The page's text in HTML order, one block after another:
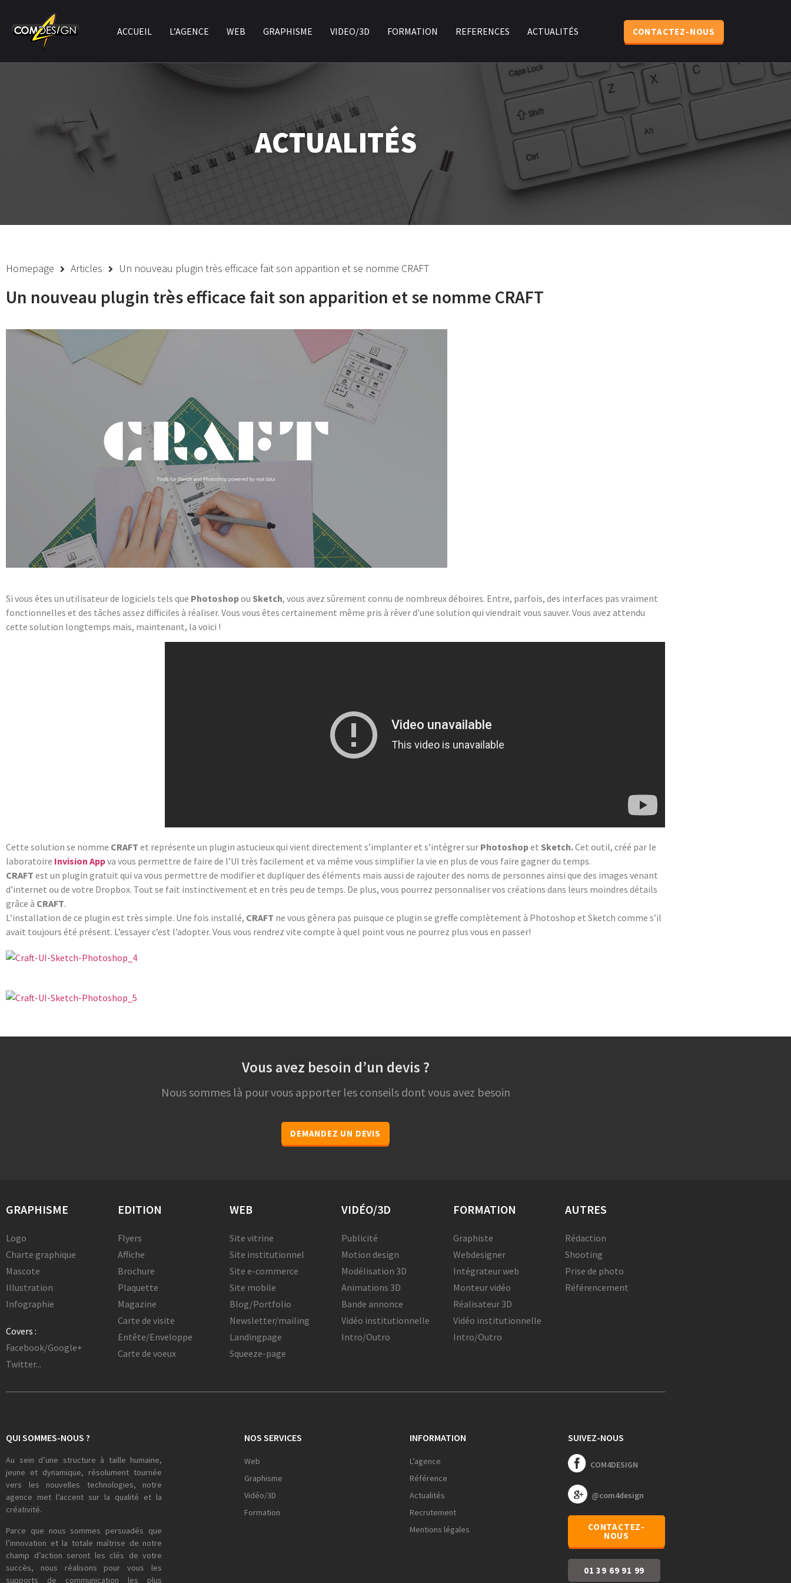
ACCUEIL L’AGENCE WEB GRAPHISME VIDEO/3D FORMATION REFERENCES ACTUALITÉS CONTACTEZ-NOUS
ACTUALITÉS
Homepage Articles Un nouveau plugin très efficace fait son apparition et se nomme CRAFT
Un nouveau plugin très efficace fait son apparition et se nomme CRAFT
Si vous êtes un utilisateur de logiciels tels que Photoshopou Sketch, vous avez sûrement connu de nombreux déboires. Entre, parfois, des interfaces pas vraiment
fonctionnelles et des tâches assez difficiles à réaliser. Vous vous êtes certainement même pris à rêver d’une solution qui viendrait vous sauver. Vous avez attendu
cette solution longtemps mais, maintenant, la voici !
Cette solution se nomme CRAFT et représente un plugin astucieux qui vient directement s’implanter et s’intégrer sur Photoshopet Sketch.Cet outil, créé par le
laboratoire Invision Appva vous permettre de faire de l’UI très facilement et va même vous simplifier la vie en plus de vous faire gagner du temps.
CRAFT est un plugin gratuit qui va vous permettre de modifier et dupliquer des éléments mais aussi de rajouter des noms de personnes ainsi que des images venant
d’internet ou de votre Dropbox. Tout se fait instinctivement et en très peu de temps. De plus, vous pourrez personnaliser vos créations dans leurs moindres détails
grâce à CRAFT.
L’installation de ce plugin est très simple. Une fois installé, CRAFT ne vous gênera pas puisque ce plugin se greffe complètement à Photoshop et Sketch comme s’il
avait toujours été présent. L’essayer c’est l’adopter. Vous vous rendrez vite compte à quel point vous ne pourrez plus vous en passer!
Vous avez besoin d’un devis ?
Nous sommes là pour vous apporter les conseils dont vous avez besoin
DEMANDEZ UN DEVIS
GRAPHISME
Logo
Charte graphique
Mascote
Illustration
Infographie
Covers :
Facebook/Google+
Twitter...
EDITION
Flyers
Affiche
Brochure
Plaquette
Magazine
Carte de visite
Entête/Enveloppe
Carte de voeux
WEB
Site vitrine
Site institutionnel
Site e-commerce
Site mobile
Blog/Portfolio
Newsletter/mailing
Landingpage
Squeeze-page
VIDÉO/3D
Publicité
Motion design
Modélisation 3D
Animations 3D
Bande annonce
Vidéo institutionnelle
Intro/Outro
FORMATION
Graphiste
Webdesigner
Intégrateur web
Monteur vidéo
Réalisateur 3D
Vidéo institutionnelle
Intro/Outro
AUTRES
Rédaction
Shooting
Prise de photo
Référencement
QUI SOMMES-NOUS ?
Au sein d’une structure à taille humaine,
jeune et dynamique, résolument tournée
vers les nouvelles technologies, notre
agence met l’accent sur la qualité et la
créativité.
Parce que nous sommes persuadés que
l’innovation et la totale maîtrise de notre
champ d’action seront les clés de votre
succès, nous réalisons pour vous les
supports de communication les plus
NOS SERVICES
Web
Graphisme
Vidéo/3D
Formation
INFORMATION
L’agence
Référence
Actualités
Recrutement
Mentions légales
SUIVEZ-NOUS
COM4DESIGN
@com4design
CONTACTEZ-
NOUS
01 39 69 91 99